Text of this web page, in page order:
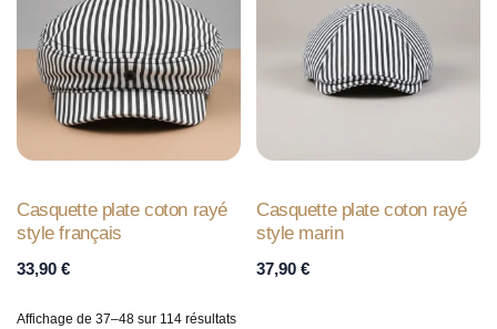
Casquette plate coton rayé
style français
33,90 €
Casquette plate coton rayé
style marin
37,90 €
Affichage de 37–48 sur 114 résultats